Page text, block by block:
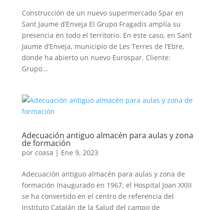
Construcción de un nuevo supermercado Spar en
Sant Jaume d’Enveja El Grupo Fragadis amplía su
presencia en todo el territorio. En este caso, en Sant
Jaume d’Enveja, municipio de Les Terres de l’Ebre,
donde ha abierto un nuevo Eurospar. Cliente:
Grupo...
Adecuación antiguo almacén para aulas y zona
de formación
por coasa | Ene 9, 2023
Adecuación antiguo almacén para aulas y zona de
formación Inaugurado en 1967, el Hospital Joan XXIII
se ha convertido en el centro de referencia del
Instituto Catalán de la Salud del campo de